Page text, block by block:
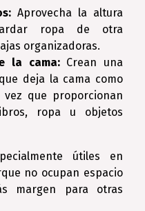
Aprovecha la altura
ropa de otra
organizadoras.
la cama:Crean una
deja la cama como
que proporcionan
ropa u objetos
útiles en
no ocupan espacio
margen para otras